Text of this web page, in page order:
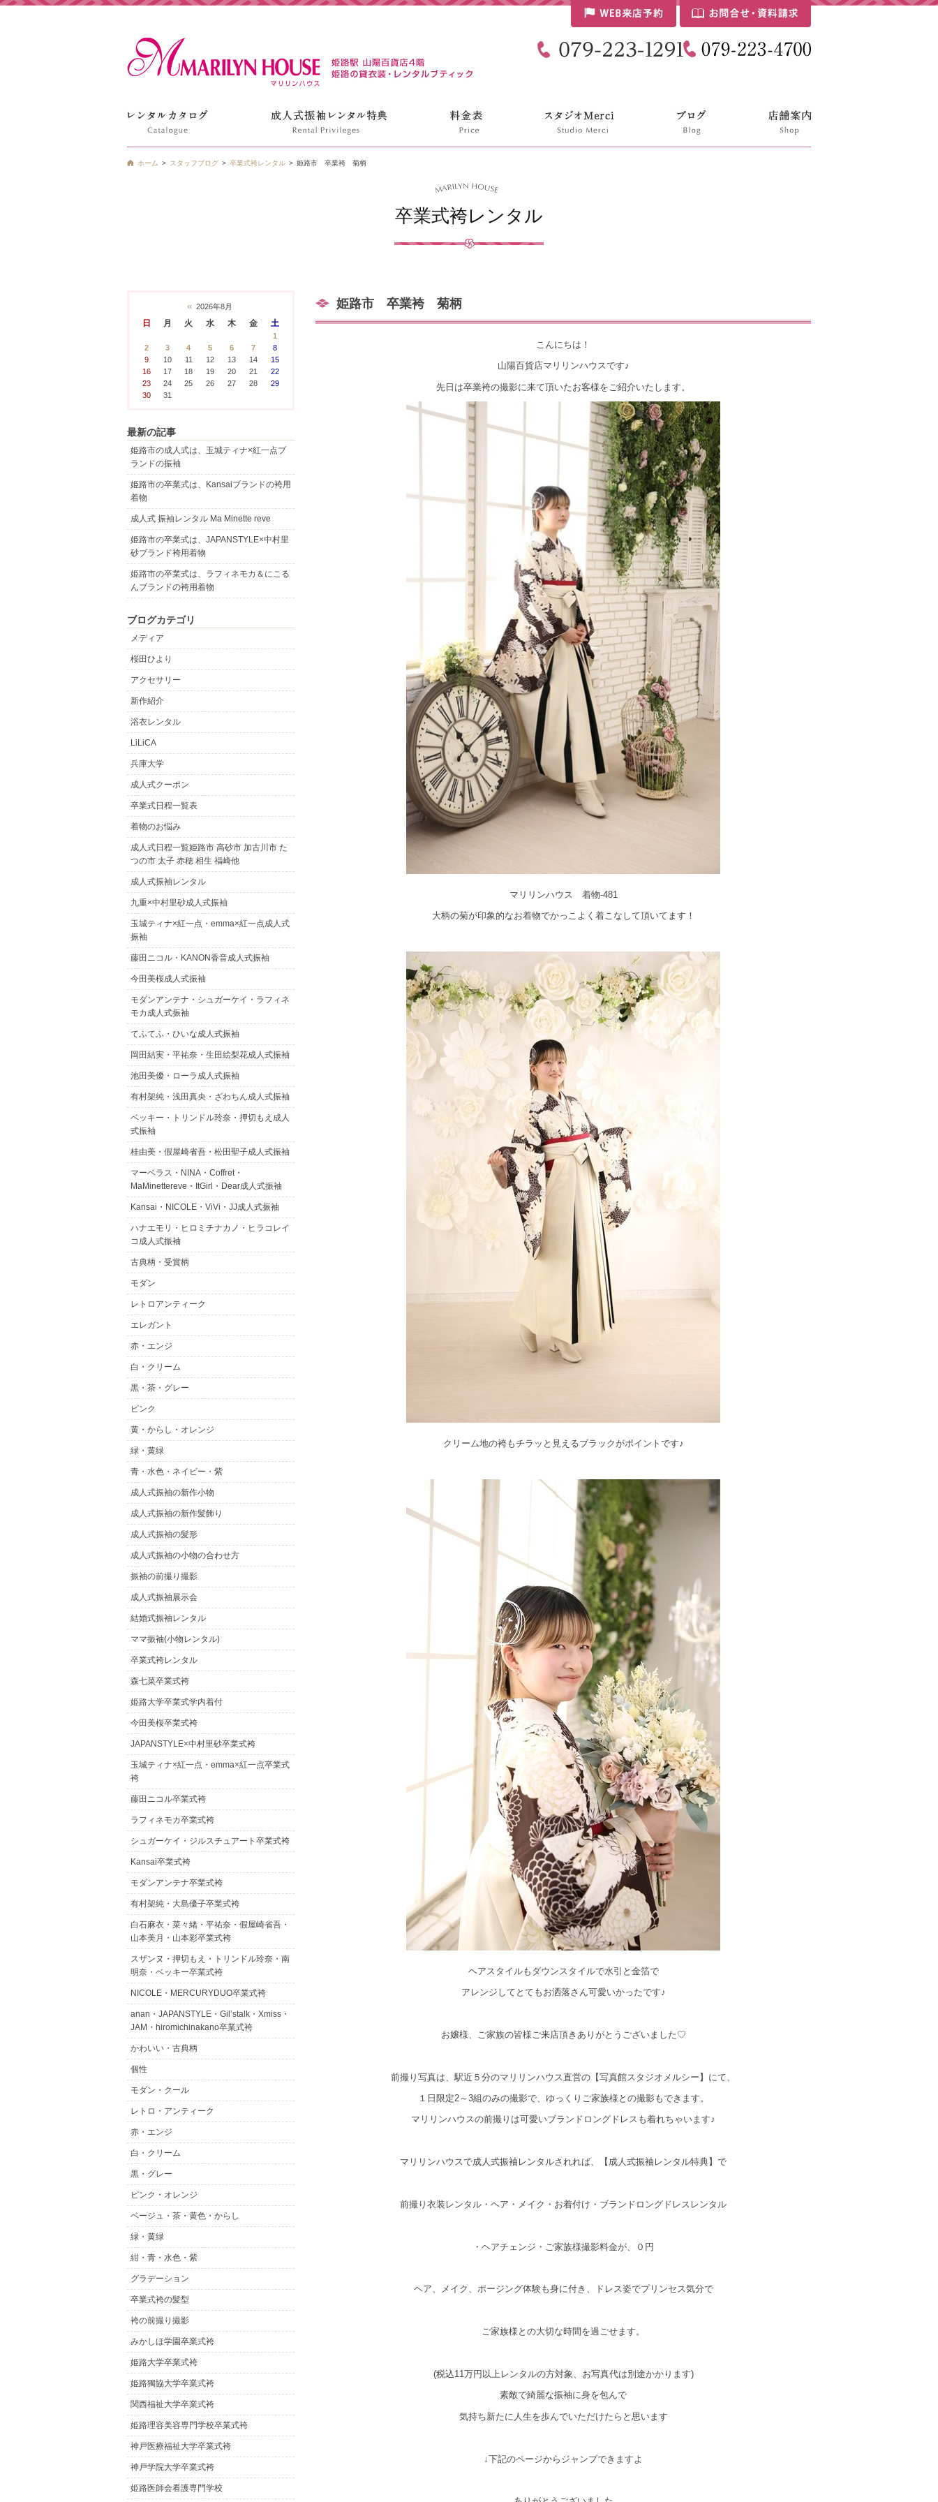
ホーム スタッフブログ 卒業式袴レンタル 姫路市 卒業袴 菊柄
卒業式袴レンタル
姫路市 卒業袴 菊柄
こんにちは！
山陽百貨店マリリンハウスです♪
先日は卒業袴の撮影に来て頂いたお客様をご紹介いたします。
マリリンハウス 着物-481
大柄の菊が印象的なお着物でかっこよく着こなして頂いてます！
クリーム地の袴もチラッと見えるブラックがポイントです♪
ヘアスタイルもダウンスタイルで水引と金箔で
アレンジしてとてもお洒落さん可愛いかったです♪
お嬢様、ご家族の皆様ご来店頂きありがとうございました♡
前撮り写真は、駅近５分のマリリンハウス直営の【写真館スタジオメルシー】にて、
１日限定2～3組のみの撮影で、ゆっくりご家族様との撮影もできます。
マリリンハウスの前撮りは可愛いブランドロングドレスも着れちゃいます♪
マリリンハウスで成人式振袖レンタルされれば、【成人式振袖レンタル特典】で
前撮り衣装レンタル・ヘア・メイク・お着付け・ブランドロングドレスレンタル
・ヘアチェンジ・ご家族様撮影料金が、０円
ヘア、メイク、ポージング体験も身に付き、ドレス姿でプリンセス気分で
ご家族様との大切な時間を過ごせます。
(税込11万円以上レンタルの方対象、お写真代は別途かかります)
素敵で綺麗な振袖に身を包んで
気持ち新たに人生を歩んでいただけたらと思います
↓下記のページからジャンプできますよ
« 2026年8月
日 月 火 水 木 金 土
1
2
3 4 5 6 7
8
9
10 11 12 13 14
15
16
17 18 19 20 21
22
23
24 25 26 27 28
29
30
31
最新の記事
姫路市の成人式は、玉城ティナ×紅一点ブ
ランドの振袖
姫路市の卒業式は、Kansaiブランドの袴用
着物
成人式 振袖レンタル Ma Minette reve
姫路市の卒業式は、JAPANSTYLE×中村里
砂ブランド袴用着物
姫路市の卒業式は、ラフィネモカ＆にこる
んブランドの袴用着物
ブログカテゴリ
メディア
桜田ひより
アクセサリー
新作紹介
浴衣レンタル
LiLiCA
兵庫大学
成人式クーポン
卒業式日程一覧表
着物のお悩み
成人式日程一覧姫路市 高砂市 加古川市 た
つの市 太子 赤穂 相生 福崎他
成人式振袖レンタル
九重×中村里砂成人式振袖
玉城ティナ×紅一点・emma×紅一点成人式
振袖
藤田ニコル・KANON香音成人式振袖
今田美桜成人式振袖
モダンアンテナ・シュガーケイ・ラフィネ
モカ成人式振袖
てふてふ・ひいな成人式振袖
岡田結実・平祐奈・生田絵梨花成人式振袖
池田美優・ローラ成人式振袖
有村架純・浅田真央・ざわちん成人式振袖
ベッキー・トリンドル玲奈・押切もえ成人
式振袖
桂由美・假屋崎省吾・松田聖子成人式振袖
マーベラス・NINA・Coffret・
MaMinettereve・ItGirl・Dear成人式振袖
Kansai・NICOLE・ViVi・JJ成人式振袖
ハナエモリ・ヒロミチナカノ・ヒラコレイ
コ成人式振袖
古典柄・受賞柄
モダン
レトロアンティーク
エレガント
赤・エンジ
白・クリーム
黒・茶・グレー
ピンク
黄・からし・オレンジ
緑・黄緑
青・水色・ネイビー・紫
成人式振袖の新作小物
成人式振袖の新作髪飾り
成人式振袖の髪形
成人式振袖の小物の合わせ方
振袖の前撮り撮影
成人式振袖展示会
結婚式振袖レンタル
ママ振袖(小物レンタル)
卒業式袴レンタル
森七菜卒業式袴
姫路大学卒業式学内着付
今田美桜卒業式袴
JAPANSTYLE×中村里砂卒業式袴
玉城ティナ×紅一点・emma×紅一点卒業式
袴
藤田ニコル卒業式袴
ラフィネモカ卒業式袴
シュガーケイ・ジルスチュアート卒業式袴
Kansai卒業式袴
モダンアンテナ卒業式袴
有村架純・大島優子卒業式袴
白石麻衣・菜々緒・平祐奈・假屋崎省吾・
山本美月・山本彩卒業式袴
スザンヌ・押切もえ・トリンドル玲奈・南
明奈・ベッキー卒業式袴
NICOLE・MERCURYDUO卒業式袴
anan・JAPANSTYLE・Gil’stalk・Xmiss・
JAM・hiromichinakano卒業式袴
かわいい・古典柄
個性
モダン・クール
レトロ・アンティーク
赤・エンジ
白・クリーム
黒・グレー
ピンク・オレンジ
ベージュ・茶・黄色・からし
緑・黄緑
紺・青・水色・紫
グラデーション
卒業式袴の髪型
袴の前撮り撮影
みかしほ学園卒業式袴
姫路大学卒業式袴
姫路獨協大学卒業式袴
関西福祉大学卒業式袴
姫路理容美容専門学校卒業式袴
神戸医療福祉大学卒業式袴
神戸学院大学卒業式袴
姫路医師会看護専門学校